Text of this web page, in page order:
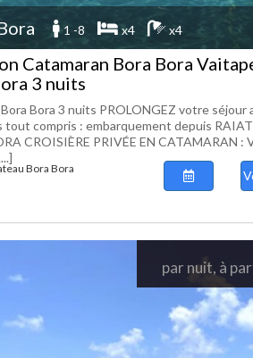
1 -8 x4 x4
Catamaran Bora Bora
3 nuits
Bora 3 nuits PROLONGEZ votre séjour
tout compris : embarquement depuis
CROISIÈRE PRIVÉE EN CATAMARAN :
Bora Bora
par nuit, à